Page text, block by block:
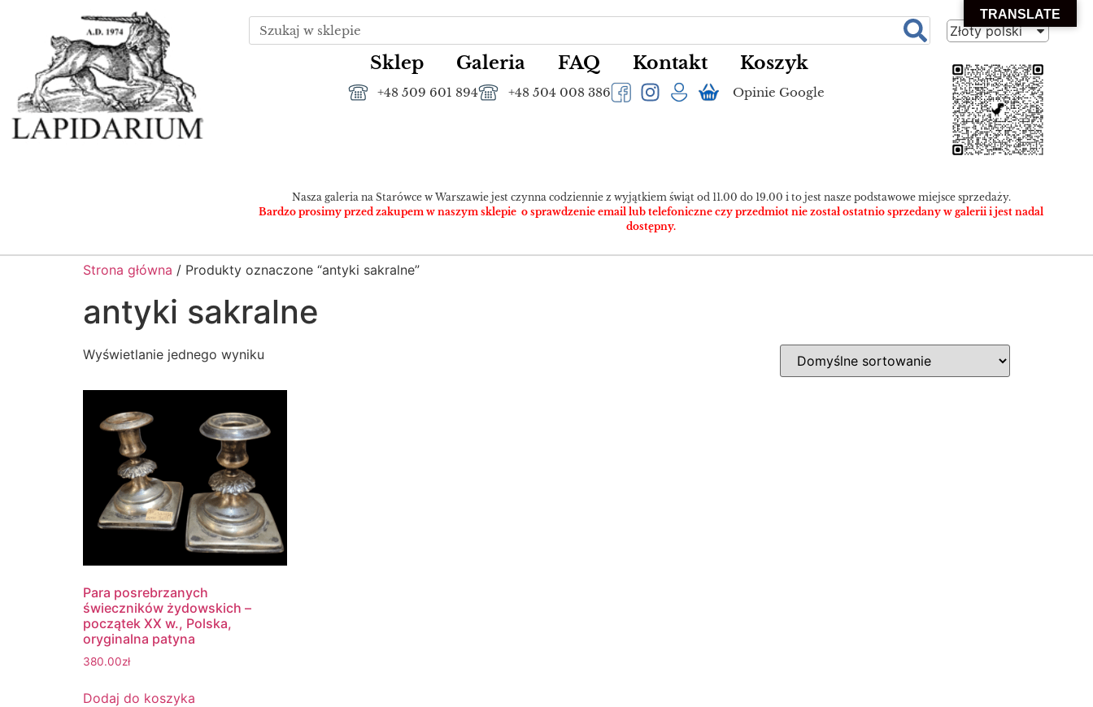
Sklep Galeria FAQ Kontakt Koszyk
+48 509 601 894 +48 504 008 386 Opinie Google
Złoty polski
Nasza galeria na Starówce w Warszawie jest czynna codziennie z wyjątkiem świąt od 11.00 do 19.00 i to jest nasze podstawowe miejsce sprzedaży.
Bardzo prosimy przed zakupem w naszym sklepie o sprawdzenie email lub telefoniczne czy przedmiot nie został ostatnio sprzedany w galerii i jest nadal
dostępny.
Strona główna / Produkty oznaczone “antyki sakralne”
antyki sakralne
Wyświetlanie jednego wyniku
Para posrebrzanych
świeczników żydowskich –
początek XX w., Polska,
oryginalna patyna
380.00zł
Dodaj do koszyka
TRANSLATE